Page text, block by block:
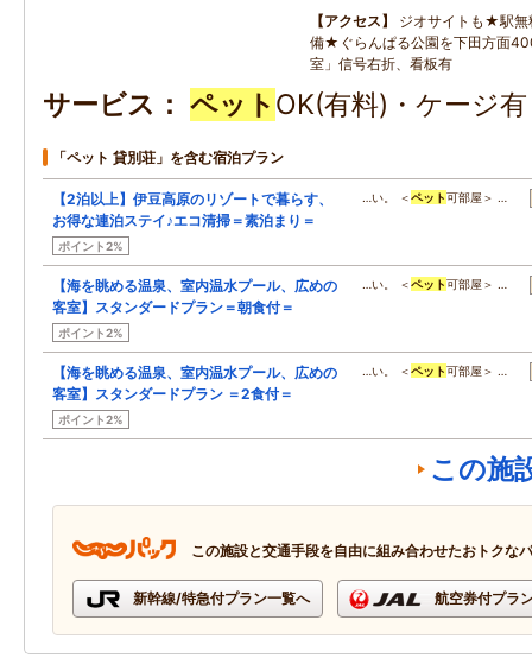
アクセス
ジオサイトも★駅無
備★ぐらんぱる公園を下田方面
室」信号右折、看板有
サービス ペット OK(有料)・ケージ
「ペット 貸別荘」を含む宿泊プラン
【2泊以上】伊豆高原のリゾートで暮らす、
お得な連泊ステイ♪エコ清掃＝素泊まり＝
ポイント2%
…い。 ＜ペット可部屋＞ …
【海を眺める温泉、室内温水プール、広めの
客室】スタンダードプラン＝朝食付＝
ポイント2%
…い。 ＜ペット可部屋＞ …
【海を眺める温泉、室内温水プール、広めの
客室】スタンダードプラン ＝2食付＝
ポイント2%
…い。 ＜ペット可部屋＞ …
この施
この施設と交通手段を自由に組み合わせたおトクな
新幹線/特急付プラン一覧へ 航空券付プラ